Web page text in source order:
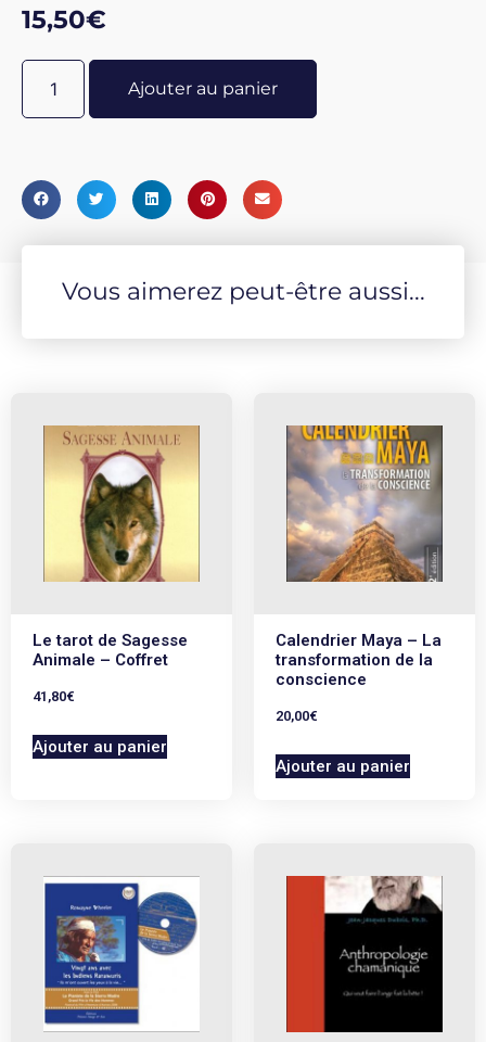
intérieure.
15,50€
Ajouter au panier
Vous aimerez peut-être aussi...
Le tarot de Sagesse
Animale – Coffret
41,80€
Ajouter au panier
Calendrier Maya – La
transformation de la
conscience
20,00€
Ajouter au panier